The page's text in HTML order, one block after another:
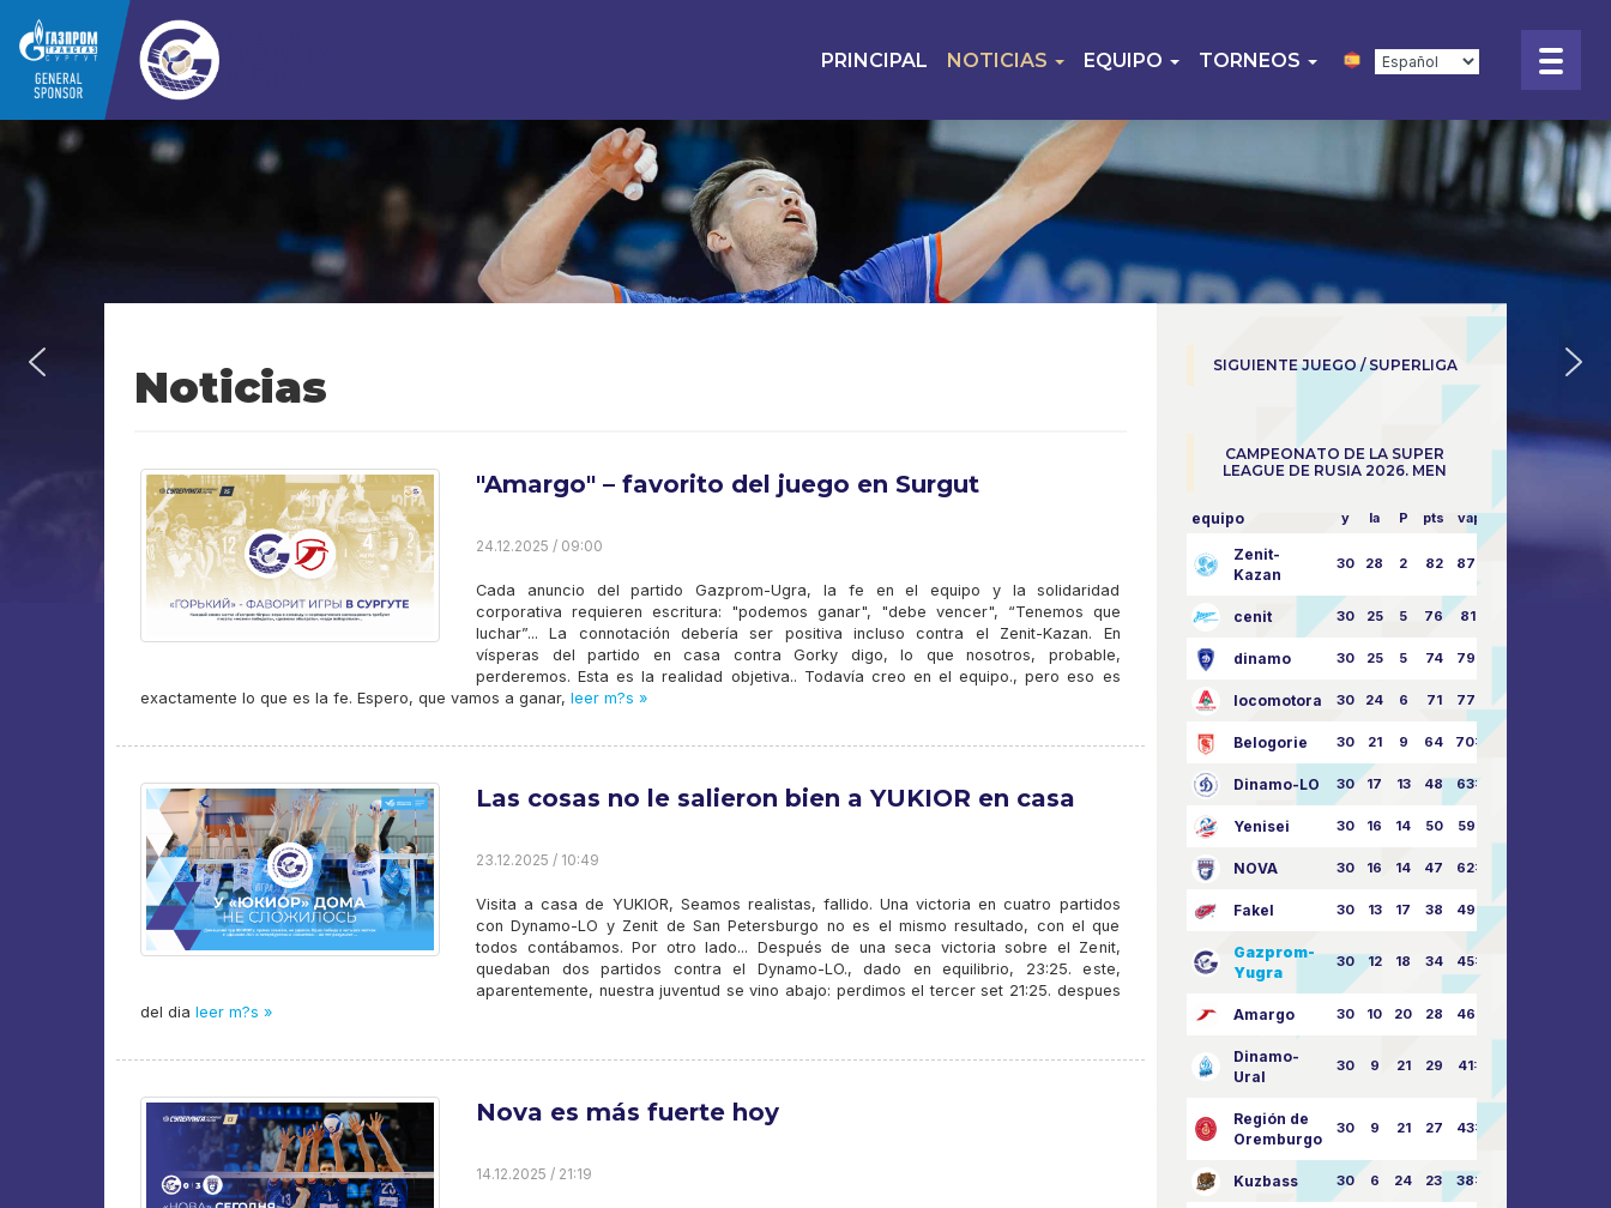
PRINCIPAL NOTICIAS EQUIPO TORNEOS
Noticias
"Amargo" – favorito del juego en Surgut
24.12.2025 / 09:00
Cada anuncio del partido Gazprom-Ugra, la fe en el equipo y la solidaridad
corporativa requieren escritura: "podemos ganar", "debe vencer", “Tenemos que
luchar”... La connotación debería ser positiva incluso contra el Zenit-Kazan. En
vísperas del partido en casa contra Gorky digo, lo que nosotros, probable,
perderemos. Esta es la realidad objetiva.. Todavía creo en el equipo., pero eso es
exactamente lo que es la fe. Espero, que vamos a ganar, leer m?s »
Las cosas no le salieron bien a YUKIOR en casa
23.12.2025 / 10:49
Visita a casa de YUKIOR, Seamos realistas, fallido. Una victoria en cuatro partidos
con Dynamo-LO y Zenit de San Petersburgo no es el mismo resultado, con el que
todos contábamos. Por otro lado... Después de una seca victoria sobre el Zenit,
quedaban dos partidos contra el Dynamo-LO., dado en equilibrio, 23:25. este,
aparentemente, nuestra juventud se vino abajo: perdimos el tercer set 21:25. despues
del dia leer m?s »
Nova es más fuerte hoy
14.12.2025 / 21:19
SIGUIENTE JUEGO / SUPERLIGA
CAMPEONATO DE LA SUPER
LEAGUE DE RUSIA 2026. MEN
equipo y la P pts vapor
Zenit-
Kazan
30 28 2 82 87:24
cenit 30 25 5 76 81:21
dinamo 30 25 5 74 79:26
locomotora 30 24 6 71 77:33
Belogorie 30 21 9 64 70:40
Dinamo-LO 30 17 13 48 63:57
Yenisei 30 16 14 50 59:53
NOVA 30 16 14 47 62:58
Fakel 30 13 17 38 49:62
Gazprom-
Yugra
30 12 18 34 45:63
Amargo 30 10 20 28 46:73
Dinamo-
Ural
30 9 21 29 41:70
Región de
Oremburgo
30 9 21 27 43:73
Kuzbass 30 6 24 23 38:76